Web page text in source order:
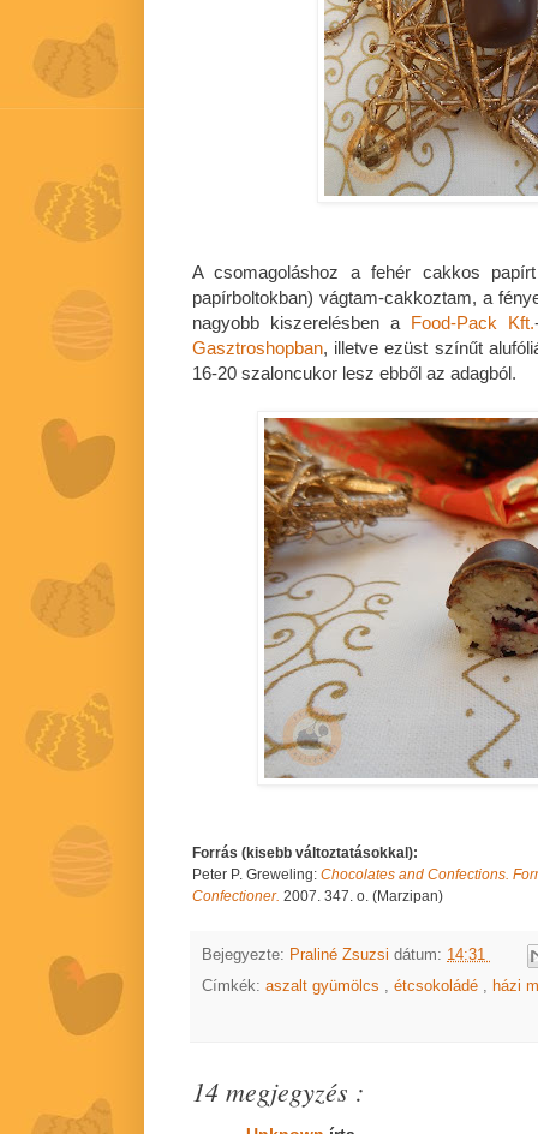
A csomagoláshoz a fehér cakkos
papírboltokban) vágtam-cakkoztam, a
nagyobb kiszerelésben a Food-Pack Kft.
Gasztroshopban, illetve ezüst színűt
16-20 szaloncukor lesz ebből az adagból.
Forrás (kisebb változtatásokkal):
Peter P. Greweling: Chocolates and Confections.
Confectioner. 2007. 347. o. (Marzipan)
Bejegyezte: Praliné Zsuzsi dátum: 14:31
Címkék: aszalt gyümölcs étcsokoládé házi
14 megjegyzés :